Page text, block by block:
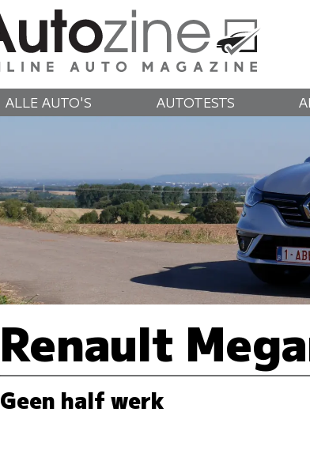
ALLE AUTO'S AUTOTESTS
Renault
Geen half werk